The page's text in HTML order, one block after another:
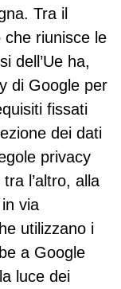
Tra il
che riunisce le
dell’Ue ha,
di Google per
fissati
dei dati
privacy
l’altro, alla
via
utilizzano i
a Google
luce dei